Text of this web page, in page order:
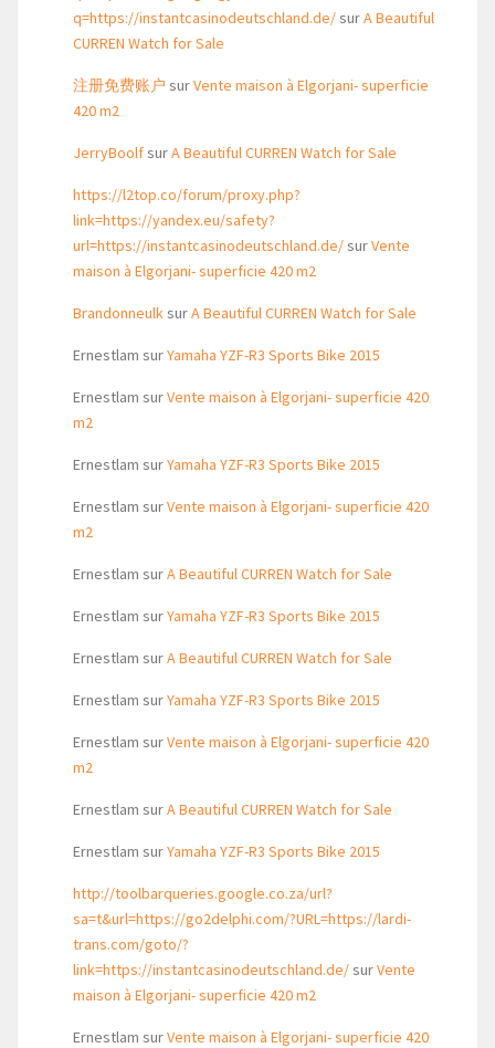
q=https://instantcasinodeutschland.de/surA Beautiful
CURREN Watch for Sale
注册免费账户 surVente maison à Elgorjani- superficie
420 m2
JerryBoolfsurA Beautiful CURREN Watch for Sale
https://l2top.co/forum/proxy.php?
link=https://yandex.eu/safety?
url=https://instantcasinodeutschland.de/surVente
maison à Elgorjani- superficie 420 m2
BrandonneulksurA Beautiful CURREN Watch for Sale
Ernestlam surYamaha YZF-R3 Sports Bike 2015
Ernestlam surVente maison à Elgorjani- superficie 420
m2
Ernestlam surYamaha YZF-R3 Sports Bike 2015
Ernestlam surVente maison à Elgorjani- superficie 420
m2
Ernestlam surA Beautiful CURREN Watch for Sale
Ernestlam surYamaha YZF-R3 Sports Bike 2015
Ernestlam surA Beautiful CURREN Watch for Sale
Ernestlam surYamaha YZF-R3 Sports Bike 2015
Ernestlam surVente maison à Elgorjani- superficie 420
m2
Ernestlam surA Beautiful CURREN Watch for Sale
Ernestlam surYamaha YZF-R3 Sports Bike 2015
http://toolbarqueries.google.co.za/url?
sa=t&url=https://go2delphi.com/?URL=https://lardi-
trans.com/goto/?
link=https://instantcasinodeutschland.de/surVente
maison à Elgorjani- superficie 420 m2
Ernestlam surVente maison à Elgorjani- superficie 420